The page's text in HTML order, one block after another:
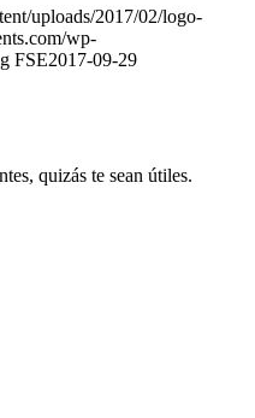
uploads/2017/02/logo-
wp-
FSE2017-09-29
quizás te sean útiles.